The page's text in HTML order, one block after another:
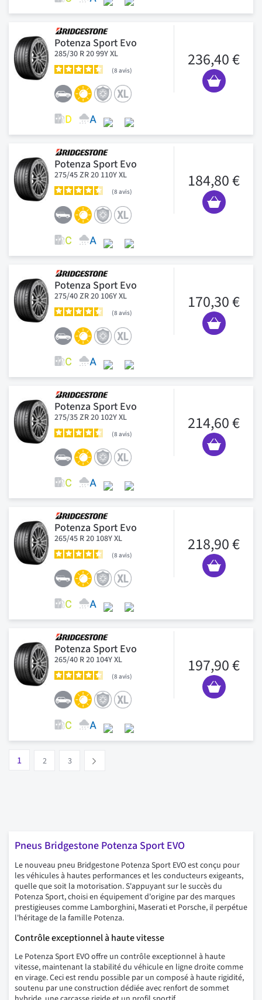
Potenza Sport Evo
285/30 R 20 99Y XL
8 avis
236,40 €
Potenza Sport Evo
275/45 ZR 20 110Y XL
8 avis
184,80 €
Potenza Sport Evo
275/40 ZR 20 106Y XL
8 avis
170,30 €
Potenza Sport Evo
275/35 ZR 20 102Y XL
8 avis
214,60 €
Potenza Sport Evo
265/45 R 20 108Y XL
8 avis
218,90 €
Potenza Sport Evo
265/40 R 20 104Y XL
8 avis
197,90 €
Vous lisez actuellement la page
1 2 3
Pneus Bridgestone Potenza Sport EVO
Le nouveau pneu Bridgestone Potenza Sport EVO est conçu pour
les véhicules à hautes performances et les conducteurs exigeants,
quelle que soit la motorisation. S'appuyant sur le succès du
Potenza Sport, choisi en équipement d'origine par des marques
prestigieuses comme Lamborghini, Maserati et Porsche, il perpétue
l'héritage de la famille Potenza.
Contrôle exceptionnel à haute vitesse
Le Potenza Sport EVO offre un contrôle exceptionnel à haute
vitesse, maintenant la stabilité du véhicule en ligne droite comme
en virage. Ceci est rendu possible par un composé à haute rigidité,
soutenu par une construction dédiée avec renfort de sommet